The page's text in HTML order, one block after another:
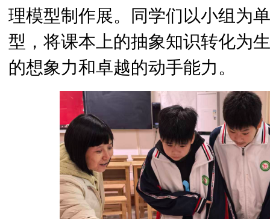
理模型制作展。同学们以小组为
型，将课本上的抽象知识转化为
的想象力和卓越的动手能力。